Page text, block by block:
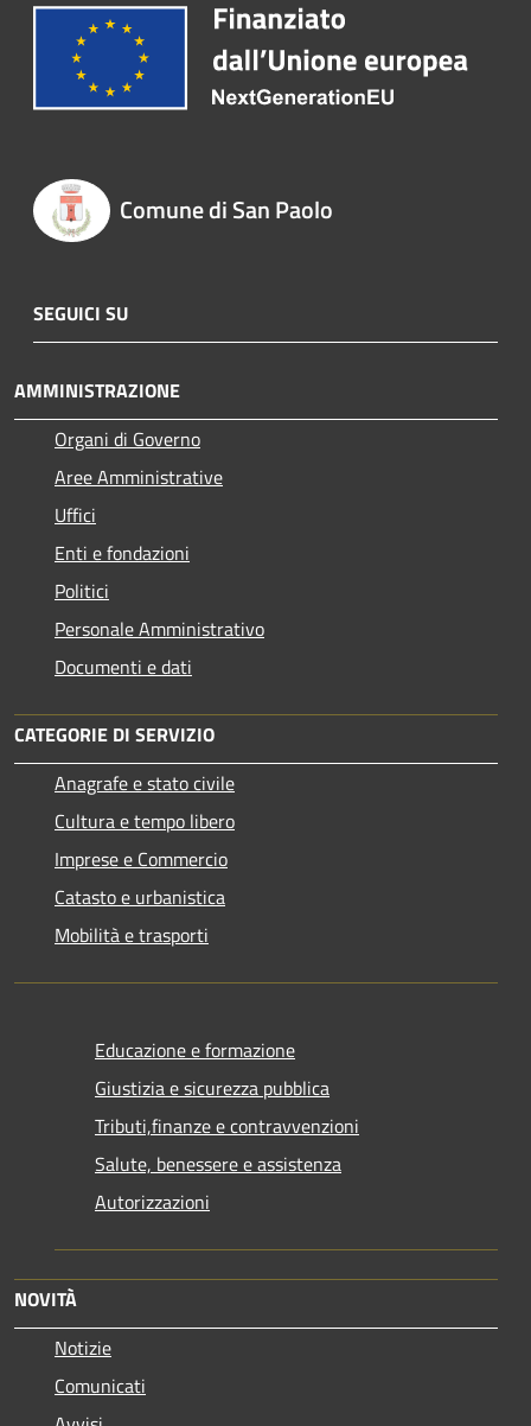
Comune di San Paolo
SEGUICI SU
AMMINISTRAZIONE
Organi di Governo
Aree Amministrative
Uffici
Enti e fondazioni
Politici
Personale Amministrativo
Documenti e dati
CATEGORIE DI SERVIZIO
Anagrafe e stato civile
Cultura e tempo libero
Imprese e Commercio
Catasto e urbanistica
Mobilità e trasporti
Educazione e formazione
Giustizia e sicurezza pubblica
Tributi,finanze e contravvenzioni
Salute, benessere e assistenza
Autorizzazioni
NOVITÀ
Notizie
Comunicati